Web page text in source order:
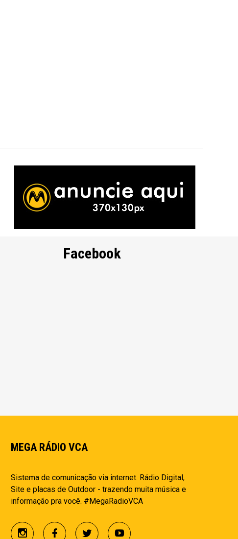
Facebook
MEGA RÁDIO VCA
Sistema de comunicação via internet. Rádio Digital,
Site e placas de Outdoor - trazendo muita música e
informação pra você. #MegaRadioVCA